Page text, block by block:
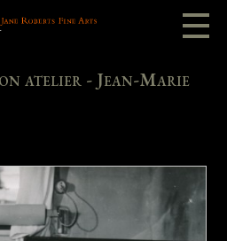
atelier - Jean-Marie